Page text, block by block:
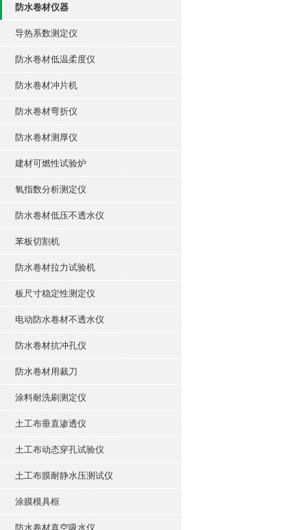
防水卷材仪器
导热系数测定仪
防水卷材低温柔度仪
防水卷材冲片机
防水卷材弯折仪
防水卷材测厚仪
建材可燃性试验炉
氧指数分析测定仪
防水卷材低压不透水仪
苯板切割机
防水卷材拉力试验机
板尺寸稳定性测定仪
电动防水卷材不透水仪
防水卷材抗冲孔仪
防水卷材用裁刀
涂料耐洗刷测定仪
土工布垂直渗透仪
土工布动态穿孔试验仪
土工布膜耐静水压测试仪
涂膜模具框
防水卷材真空吸水仪